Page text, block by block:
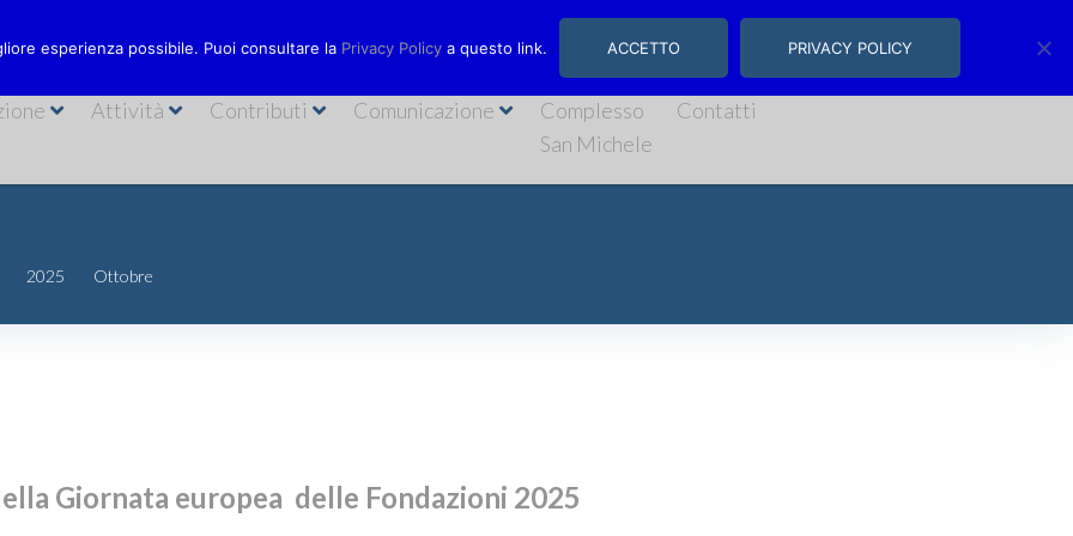
089 230611
Attività Contributi Comunicazione
Complesso
San Michele
Contatti
2025 Ottobre
Giornata europea delle Fondazioni 2025
esperienza possibile. Puoi consultare la Privacy Policya questo link. ACCETTO PRIVACY POLICY